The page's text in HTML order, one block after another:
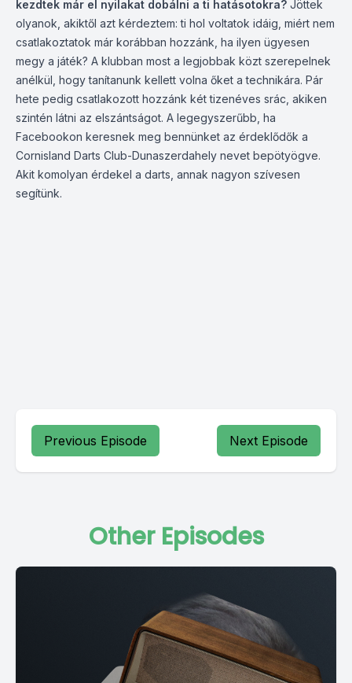
kezdtek már el nyilakat dobálni a ti hatásotokra? Jöttek
olyanok, akiktől azt kérdeztem: ti hol voltatok idáig, miért nem
csatlakoztatok már korábban hozzánk, ha ilyen ügyesen
megy a játék? A klubban most a legjobbak közt szerepelnek
anélkül, hogy tanítanunk kellett volna őket a technikára. Pár
hete pedig csatlakozott hozzánk két tizenéves srác, akiken
szintén látni az elszántságot. A legegyszerűbb, ha
Facebookon keresnek meg bennünket az érdeklődők a
Cornisland Darts Club-Dunaszerdahely nevet bepötyögve.
Akit komolyan érdekel a darts, annak nagyon szívesen
segítünk.
Previous Episode Next Episode
Other Episodes